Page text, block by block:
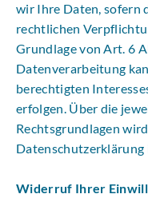
wir Ihre Daten, sofern
rechtlichen
Grundlage von Art. 6
Datenverarbeitung
berechtigten
erfolgen. Über die
Rechtsgrundlagen
Widerruf Ihrer